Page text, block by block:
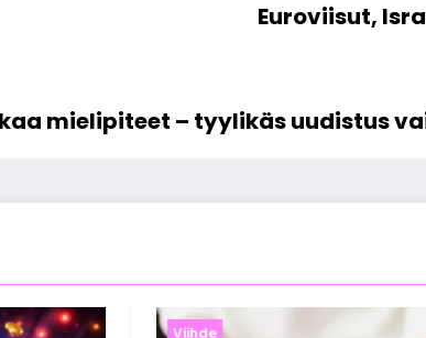
Euroviisut,
mielipiteet – tyylikäs uudistus
Viihde